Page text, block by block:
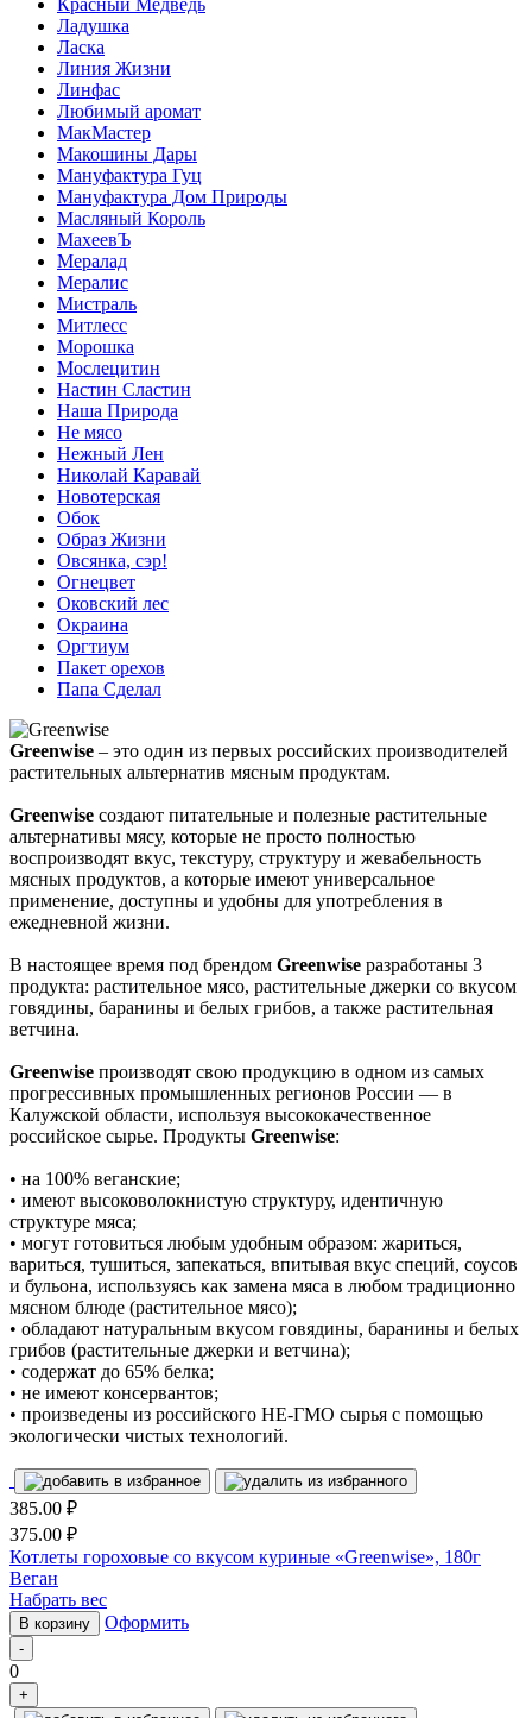
Красный Медведь
Ладушка
Ласка
Линия Жизни
Линфас
Любимый аромат
МакМастер
Макошины Дары
Мануфактура Гуц
Мануфактура Дом Природы
Масляный Король
МахеевЪ
Мералад
Мералис
Мистраль
Митлесс
Морошка
Мослецитин
Настин Сластин
Наша Природа
Не мясо
Нежный Лен
Николай Каравай
Новотерская
Обок
Образ Жизни
Овсянка, сэр!
Огнецвет
Оковский лес
Окраина
Оргтиум
Пакет орехов
Папа Сделал
Greenwise – это один из первых российских производителей
растительных альтернатив мясным продуктам.
Greenwise создают питательные и полезные растительные
альтернативы мясу, которые не просто полностью
воспроизводят вкус, текстуру, структуру и жевабельность
мясных продуктов, а которые имеют универсальное
применение, доступны и удобны для употребления в
ежедневной жизни.
В настоящее время под брендом Greenwise разработаны 3
продукта: растительное мясо, растительные джерки со вкусом
говядины, баранины и белых грибов, а также растительная
ветчина.
Greenwise производят свою продукцию в одном из самых
прогрессивных промышленных регионов России — в
Калужской области, используя высококачественное
российское сырье. Продукты Greenwise:
• на 100% веганские;
• имеют высоковолокнистую структуру, идентичную
структуре мяса;
• могут готовиться любым удобным образом: жариться,
вариться, тушиться, запекаться, впитывая вкус специй, соусов
и бульона, используясь как замена мяса в любом традиционно
мясном блюде (растительное мясо);
• обладают натуральным вкусом говядины, баранины и белых
грибов (растительные джерки и ветчина);
• содержат до 65% белка;
• не имеют консервантов;
• произведены из российского НЕ-ГМО сырья с помощью
экологически чистых технологий.
385.00 ₽
375.00 ₽
Котлеты гороховые со вкусом куриные «Greenwise», 180г
Веган
Набрать вес
В корзину Оформить
-
0
+